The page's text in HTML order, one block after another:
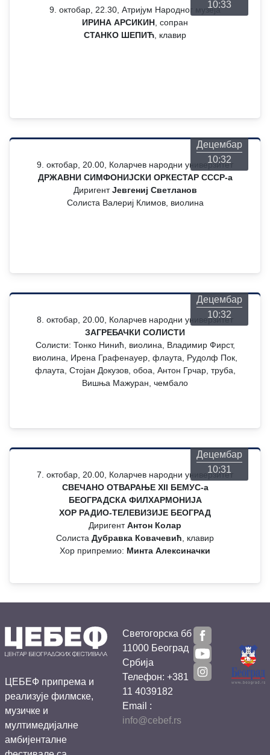
10:33
9. октобар, 22.30, Атријум Народног музеја
ИРИНА АРСИКИН , сопран
СТАНКО ШЕПИЋ , клавир
Децембар
10:32
9. октобар, 20.00, Коларчев народни универзитет
ДРЖАВНИ СИМФОНИЈСКИ ОРКЕСТАР СССР-а
ДиригентЈевгениј Светланов
Солиста Валериј Климов, виолина
Децембар
10:32
8. октобар, 20.00, Коларчев народни универзитет
ЗАГРЕБАЧКИ СОЛИСТИ
Солисти: Тонко Нинић, виолина, Владимир Фирст,
виолина, Ирена Графенауер, флаута, Рудолф Пок,
флаута, Стојан Докузов, обоа, Антон Грчар, труба,
Вишња Мажуран, чембало
Децембар
10:31
7. октобар, 20.00, Коларчев народни универзитет
СВЕЧАНО ОТВАРАЊЕ XII БЕМУС-а
БЕОГРАДСКА ФИЛХАРМОНИЈА
ХОР РАДИО-ТЕЛЕВИЗИЈЕ БЕОГРАД
ДиригентАнтон Колар
Солиста Дубравка Ковачевић , клавир
Хор припремио: Минта Алексиначки
ЦЕБЕФ припрема и
реализује филмске,
музичке и
мултимедијалне
амбијенталне
Светогорска бб
11000 Београд
Србија
Телефон: +381
11 4039182
Email :
info@cebef.rs